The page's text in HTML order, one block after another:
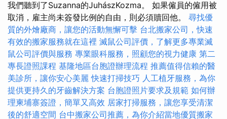
我們聽到了Suzanna的JuhászKozma。 如果僱員的僱用被
取消，雇主尚未簽發比例的自由，則必須贖回他。 尋找優
質的外燴廠商，讓您的活動無懈可擊 台北搬家公司，快速
有效的搬家服務就在這裡 滅鼠公司評價，了解更多專業滅
鼠公司評價與服務 專業眼科服務，照顧您的視力健康 第二
專長證照課程 基隆地區台胞證辦理流程 推薦值得信賴的醫
美診所，讓你安心美麗 快速打掃技巧 人工植牙服務，為你
提供更持久的牙齒解決方案 台胞證照片要求及規範 如何辦
理柬埔寨簽證，簡單又高效 居家打掃服務，讓您享受清潔
後的舒適空間 台中搬家公司推薦，為你介紹當地優質搬家